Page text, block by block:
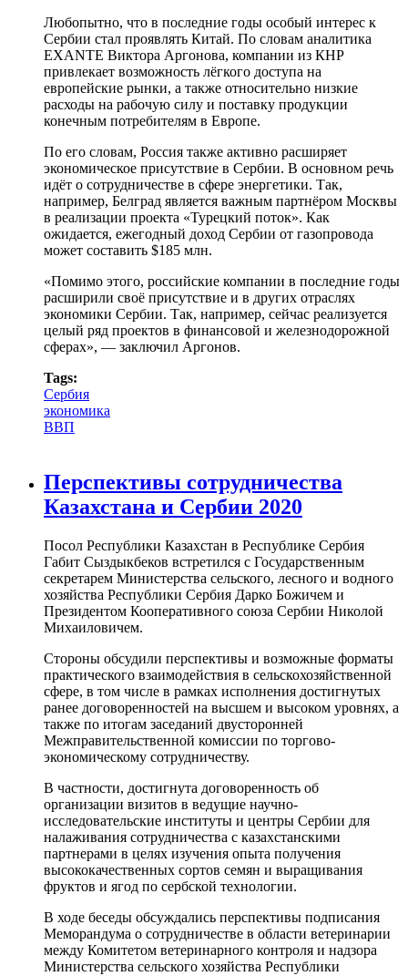
Любопытно, что в последние годы особый интерес к
Сербии стал проявлять Китай. По словам аналитика
EXANTE Виктора Аргонова, компании из КНР
привлекает возможность лёгкого доступа на
европейские рынки, а также относительно низкие
расходы на рабочую силу и поставку продукции
конечным потребителям в Европе.
По его словам, Россия также активно расширяет
экономическое присутствие в Сербии. В основном речь
идёт о сотрудничестве в сфере энергетики. Так,
например, Белград является важным партнёром Москвы
в реализации проекта «Турецкий поток». Как
ожидается, ежегодный доход Сербии от газопровода
может составить $185 млн.
«Помимо этого, российские компании в последние годы
расширили своё присутствие и в других отраслях
экономики Сербии. Так, например, сейчас реализуется
целый ряд проектов в финансовой и железнодорожной
сферах», — заключил Аргонов.
Tags:
Сербия
экономика
ВВП
Перспективы сотрудничества
Казахстана и Сербии 2020
Посол Республики Казахстан в Республике Сербия
Габит Сыздыкбеков встретился с Государственным
секретарем Министерства сельского, лесного и водного
хозяйства Республики Сербия Дарко Божичем и
Президентом Кооперативного союза Сербии Николой
Михаиловичем.
Стороны обсудили перспективы и возможные форматы
практического взаимодействия в сельскохозяйственной
сфере, в том числе в рамках исполнения достигнутых
ранее договоренностей на высшем и высоком уровнях, а
также по итогам заседаний двусторонней
Межправительственной комиссии по торгово-
экономическому сотрудничеству.
В частности, достигнута договоренность об
организации визитов в ведущие научно-
исследовательские институты и центры Сербии для
налаживания сотрудничества с казахстанскими
партнерами в целях изучения опыта получения
высококачественных сортов семян и выращивания
фруктов и ягод по сербской технологии.
В ходе беседы обсуждались перспективы подписания
Меморандума о сотрудничестве в области ветеринарии
между Комитетом ветеринарного контроля и надзора
Министерства сельского хозяйства Республики